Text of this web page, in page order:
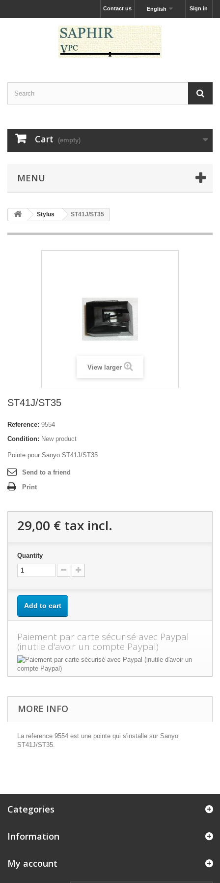
Sign in
English
Contact us
Cart (empty)
MENU
Stylus ST41J/ST35
View larger
ST41J/ST35
Reference: 9554
Condition: New product
Pointe pour Sanyo ST41J/ST35
Send to a friend
Print
29,00 € tax incl.
Quantity
Add to cart
Paiement par carte sécurisé avec Paypal
(inutile d'avoir un compte Paypal)
MORE INFO
La reference 9554 est une pointe qui s'installe sur Sanyo
ST41J/ST35.
Categories
Information
My account